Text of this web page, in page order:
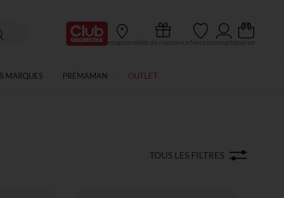
Ma Carte Club
magasins liste de naissance favoris compte panier
MARQUES PRÉMAMAN OUTLET
TOUS LES FILTRES